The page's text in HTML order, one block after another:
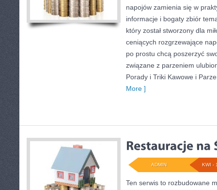
napojów zamienia się w
informacje i bogaty zbiór
który został stworzony dla
ceniących rozgrzewające
po prostu chcą poszerzyć
związane z parzeniem
Porady i Triki Kawowe i
More ]
KWI -
ADMIN
Ten serwis to rozbudowane